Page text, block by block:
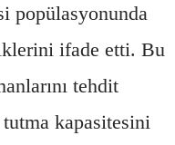
popülasyonunda
ifade etti. Bu
tehdit
kapasitesini